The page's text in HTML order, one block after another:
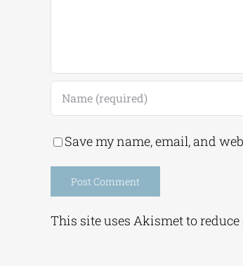
Save my name, email, and
This site uses Akismet to reduce